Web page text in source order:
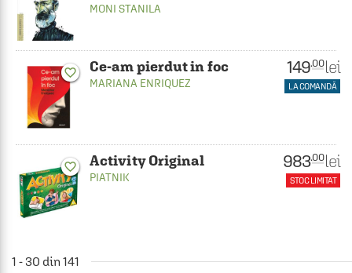
MONI STANILA
favorite_border Ce-am pierdut in foc
MARIANA ENRIQUEZ
149.00 lei
LA COMANDĂ
favorite_border Activity Original
PIATNIK
983.00 lei
STOC LIMITAT
1 - 30 din 141